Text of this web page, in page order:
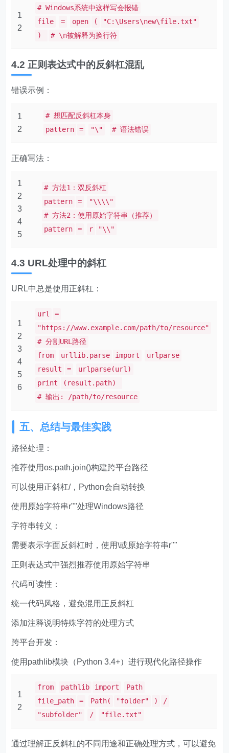
1
2
# Windows系统中这样写会报错
file
= open (
"C:\Users\new\file.txt"
)
# \n被解释为换行符
4.2 正则表达式中的反斜杠混乱
错误示例：
1
2
# 想匹配反斜杠本身
pattern
= "\" # 语法错误
正确写法：
1
2
3
4
5
# 方法1：双反斜杠
pattern
=
"\\\\"
# 方法2：使用原始字符串（推荐）
pattern
= r "\\"
4.3 URL处理中的斜杠
URL中总是使用正斜杠：
1
2
3
4
5
6
url
=
"https://www.example.com/path/to/resource"
# 分割URL路径
from
urllib.parse import
urlparse
result
=
urlparse(url)
print
(result.path)
# 输出: /path/to/resource
五、总结与最佳实践
路径处理：
推荐使用os.path.join()构建跨平台路径
可以使用正斜杠/，Python会自动转换
使用原始字符串r""处理Windows路径
字符串转义：
需要表示字面反斜杠时，使用\或原始字符串r""
正则表达式中强烈推荐使用原始字符串
代码可读性：
统一代码风格，避免混用正反斜杠
添加注释说明特殊字符的处理方式
跨平台开发：
使用pathlib模块（Python 3.4+）进行现代化路径操作
1
2
from pathlib import
Path
file_path
= Path( "folder" )
/
"subfolder"
/ "file.txt"
通过理解正反斜杠的不同用途和正确处理方式，可以避免